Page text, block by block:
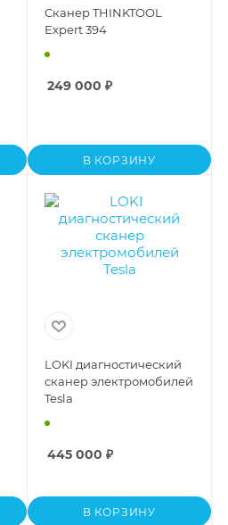
Сканер THINKTOOL
Expert 394
249 000 ₽
В КОРЗИНУ
LOKI диагностический
сканер электромобилей
Tesla
445 000 ₽
В КОРЗИНУ